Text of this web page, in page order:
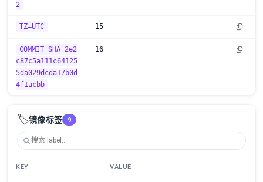
2
TZ=UTC 15
COMMIT_SHA=2e2
c87c5a111c64125
5da029dcda17b0d
4f1acbb
16
🏷️镜像标签 9
KEY VALUE